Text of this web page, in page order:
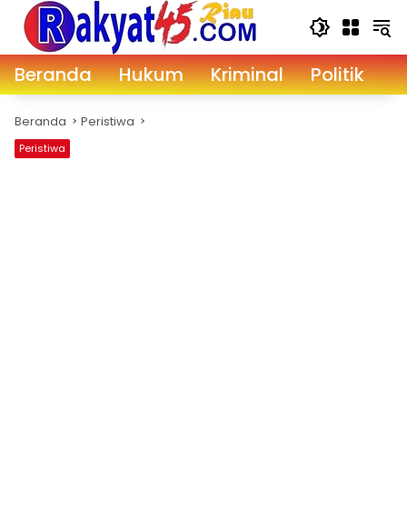
Langsung
konten
Beranda Hukum Kriminal Politik
Beranda Peristiwa
Peristiwa